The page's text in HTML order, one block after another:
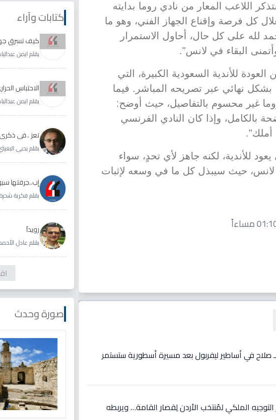
اللاعب المعار من نادي روما بدايته
كل فرصة وإقناع الجهاز الفني، وهو ما
لله على كل حال، أحاول الاستمرار
البقاء في لانس".
للأندية السعودية الكبيرة، التي
بشكل نهائي عبر تصريحه المباشر. فيما
غير محسوم بالتفاصيل، حيث أوضح:
بالكامل، وإذا كان النادي الفرنسي
أملك".
للأندية، لكنه جاهز لأي تحدٍ، سواء
لانس، حيث سيبذل كل ما في وسعه لإثبات
لـ صلاح في أساطير ليفربول بعد مسيرة أسطورية ستستمر
الملكي لمُنتخب الأردن لِقصار القامة… ويربطه
كتابات وآراء
كيف تسرق
الأجابة لدى
بقلم ايمن
الاحتباس
وغدير طيره
بقلم ايمن
تعز ..في ذكرى ثورة
بقلم يحيى
إب..جرفتها
بقلم فكرية شحرة
رويداَ
بقلم عادل
صورة وحدث